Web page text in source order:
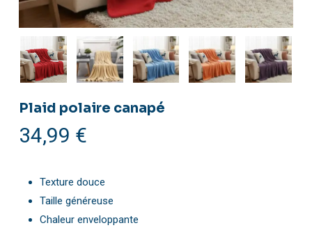
Plaid polaire canapé
34,99 €
Texture douce
Taille généreuse
Chaleur enveloppante